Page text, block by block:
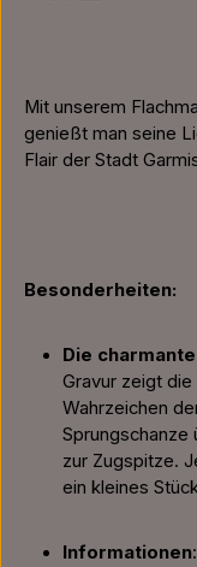
Mit unserem
genießt man seine
Flair der Stadt
Besonderheiten:
Die
Gravur zeigt
Wahrzeichen
Sprungschanze
zur Zugspitze.
ein kleines
Informationen